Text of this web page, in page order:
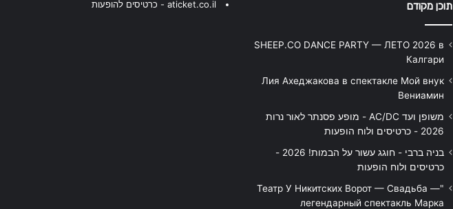
תוכן מקודם
SHEEP.CO DANCE PARTY — ЛЕТО 2026 в
Калгари
Лия Ахеджакова в спектакле Мой внук
Вениамин
משופן ועד AC/DC - מופע פסנתר לאור נרות
2026 - כרטיסים ולוח הופעות
בניה ברבי - חוגג עשור על הבמות! 2026 -
כרטיסים ולוח הופעות
"Театр У Никитских Ворот — Свадьба —
легендарный спектакль Марка
aticket.co.il - כרטיסים להופעות